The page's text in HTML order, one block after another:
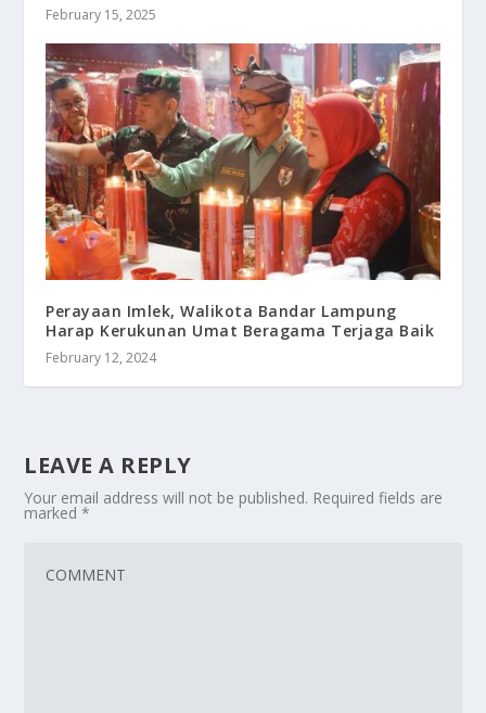
February 15, 2025
Perayaan Imlek, Walikota Bandar Lampung
Harap Kerukunan Umat Beragama Terjaga Baik
February 12, 2024
LEAVE A REPLY
Your email address will not be published. Required fields are
marked*